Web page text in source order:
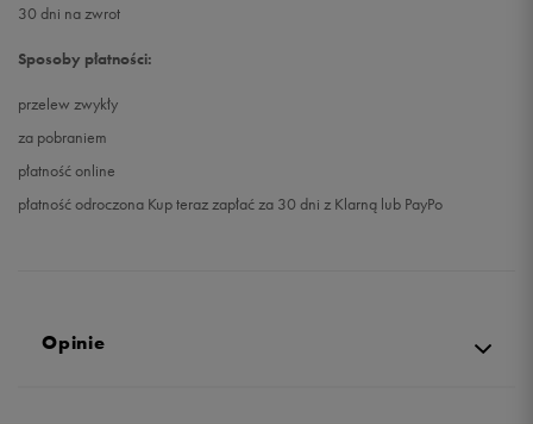
30 dni na zwrot
Sposoby płatności:
przelew zwykły
za pobraniem
płatność online
płatność odroczona Kup teraz zapłać za 30 dni z Klarną lub PayPo
Opinie